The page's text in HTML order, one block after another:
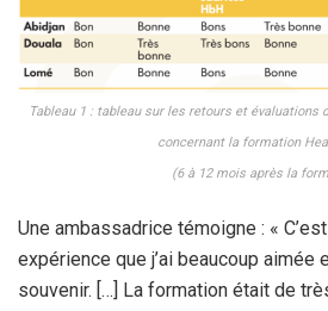
Tableau 1 : tableau sur les retours et
concernant la formation
(6 à 12 mois après la
Une ambassadrice témoigne : «
expérience que j’ai beaucoup aimée
souvenir. […] La formation était de